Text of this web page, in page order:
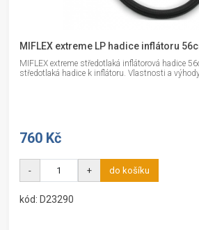
MIFLEX extreme LP hadice inflátoru
MIFLEX extreme středotlaká inflátorová hadice
středotlaká hadice k inflátoru. Vlastnosti a
760 Kč
- + do košíku
kód: D23290